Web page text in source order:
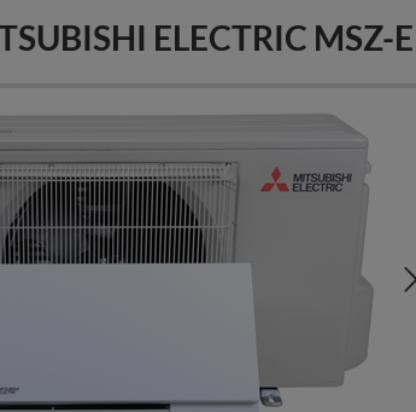
ELECTRIC MSZ-